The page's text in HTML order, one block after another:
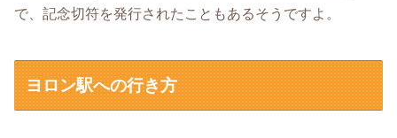
で、記念切符を発行されたこともあるそうですよ。
ヨロン駅への行き方